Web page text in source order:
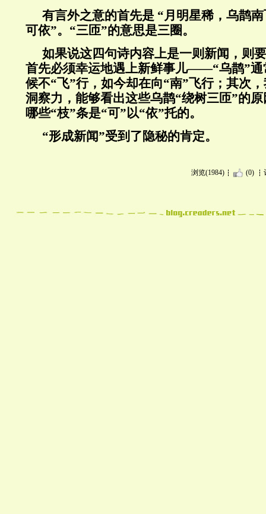
有言外之意的首先是 “月明星稀，乌鹊
可依”。“三匝”的意思是三圈。
如果说这四句诗内容上是一则新闻，则
首先必须幸运地遇上新鲜事儿——“乌鹊”通
候不“飞”行，如今却在向“南”飞行；其次
洞察力，能够看出这些乌鹊“绕树三匝”的
哪些“枝”条是“可”以“依”托的。
“形成新闻”受到了隐秘的肯定。
浏览(1984) (0)